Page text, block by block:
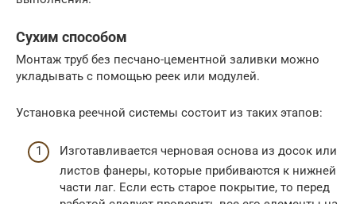
Сухим способом
Монтаж труб без песчано-цементной заливки можно
укладывать с помощью реек или модулей.
Установка реечной системы состоит из таких этапов:
Изготавливается черновая основа из досок или
листов фанеры, которые прибиваются к нижней
части лаг. Если есть старое покрытие, то перед